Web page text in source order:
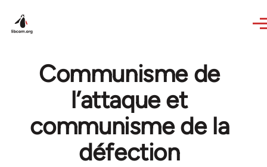
Communisme de
l’attaque et
communisme de la
défection